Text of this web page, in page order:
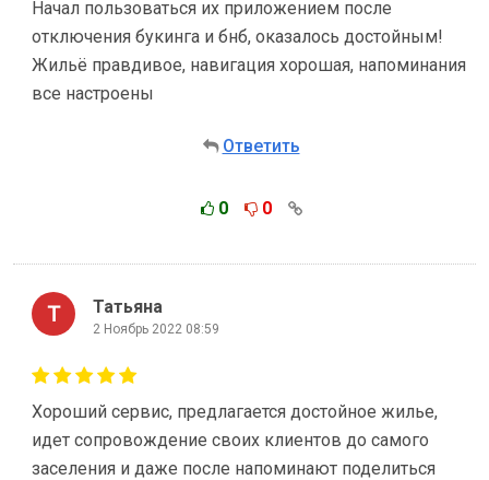
Начал пользоваться их приложением после
отключения букинга и бнб, оказалось достойным!
Жильё правдивое, навигация хорошая, напоминания
все настроены
Ответить
0 0
Татьяна
2 Ноябрь 2022 08:59
Хороший сервис, предлагается достойное жилье,
идет сопровождение своих клиентов до самого
заселения и даже после напоминают поделиться